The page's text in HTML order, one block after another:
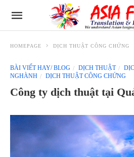
HOMEPAGE DỊCH THUẬT CÔNG CHỨNG
BÀI VIẾT HAY/ BLOG DỊCH THUẬT
NGHÀNH
DỊCH THUẬT CÔNG CHỨNG
Công ty dịch thuật tại